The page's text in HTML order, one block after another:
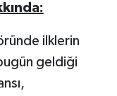
ilklerin
geldiği